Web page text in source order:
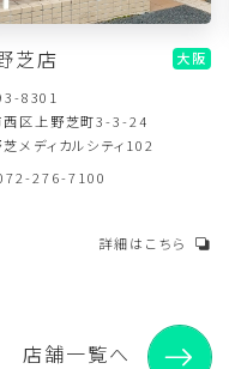
芝店
大阪
8301
西区上野芝町3-3-24
芝メディカルシティ102
276-7100
詳細はこちら
店舗一覧へ